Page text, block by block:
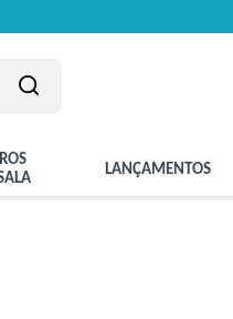
LANÇAMENTOS